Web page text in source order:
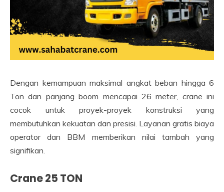
Dengan kemampuan maksimal angkat beban hingga 6
Ton dan panjang boom mencapai 26 meter, crane ini
cocok untuk proyek-proyek konstruksi yang
membutuhkan kekuatan dan presisi. Layanan gratis biaya
operator dan BBM memberikan nilai tambah yang
signifikan.
Crane 25 TON